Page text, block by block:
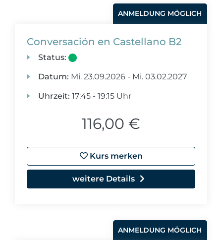
ANMELDUNG MÖGLICH
Conversación en Castellano B2
Status:
Datum: Mi. 23.09.2026 - Mi. 03.02.2027
Uhrzeit: 17:45 - 19:15 Uhr
116,00 €
Kurs merken
weitere Details
ANMELDUNG MÖGLICH